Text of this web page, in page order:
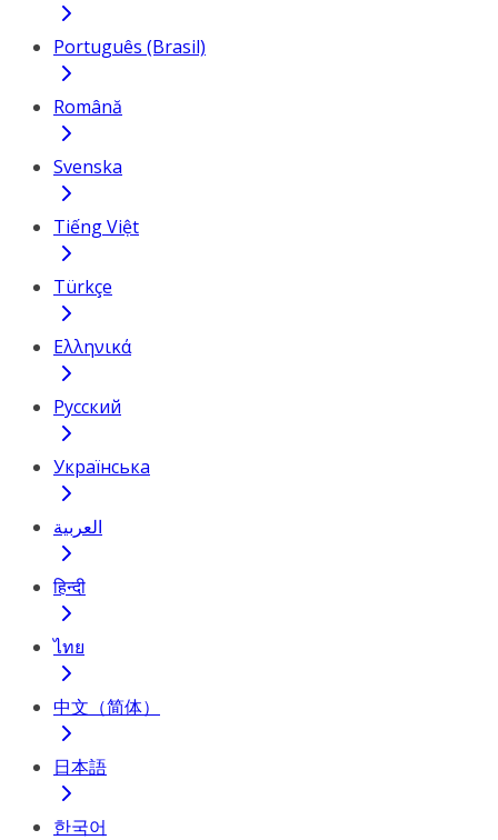
Português (Brasil)
Română
Svenska
Tiếng Việt
Türkçe
Ελληνικά
Русский
Українська
العربية
हिन्दी
ไทย
中文（简体）
日本語
한국어